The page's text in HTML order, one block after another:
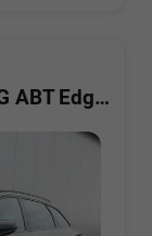
1.5 eTSI 110 kW Kombi ST DSG ABT Edge AHK ACC LED